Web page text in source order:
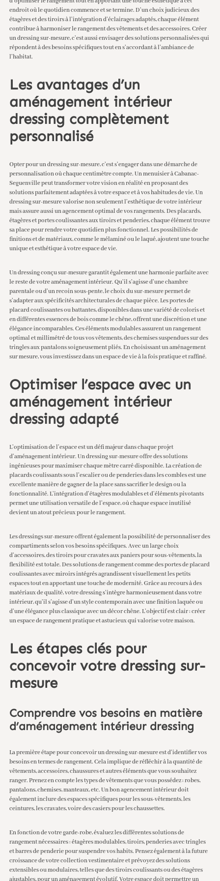
endroit où le quotidien commence et se termine. D’un choix judicieux des
étagères et des tiroirs à l’intégration d’éclairages adaptés, chaque élément
contribue à harmoniser le rangement des vêtements et des accessoires. Créer
un dressing sur-mesure, c’est aussi envisager des solutions personnalisées qui
répondent à des besoins spécifiques tout en s’accordant à l’ambiance de
l’habitat.
Les avantages d’un
aménagement intérieur
dressing complètement
personnalisé
Opter pour un dressing sur-mesure, c’est s’engager dans une démarche de
personnalisation où chaque centimètre compte. Unmenuisier à Cabanac-
Seguenvillepeut transformer votre vision en réalité en proposant des
solutions parfaitement adaptées à votre espace et à vos habitudes de vie. Un
dressing sur-mesure valorise non seulement l’esthétique de votre intérieur
mais assure aussi un agencement optimal de vos rangements. Des placards,
étagères et portes coulissantes aux tiroirs et penderies, chaque élément trouve
sa place pour rendre votre quotidien plus fonctionnel. Les possibilités de
finitions et de matériaux, comme le mélaminé ou le laqué, ajoutent une touche
unique et esthétique à votre espace de vie.
Un dressing conçu sur-mesure garantit également une harmonie parfaite avec
le reste de votre aménagement intérieur. Qu’il s’agisse d’une chambre
parentale ou d’un recoin sous-pente, le choix du sur-mesure permet de
s’adapter aux spécificités architecturales de chaque pièce. Les portes de
placard coulissantes ou battantes, disponibles dans une variété de coloris et
en différentes essences de bois comme le chêne, offrent une discrétion et une
élégance incomparables. Ces éléments modulables assurent un rangement
optimal et millimétré de tous vos vêtements, des chemises suspendues sur des
tringles aux pantalons soigneusement pliés. En choisissant un aménagement
sur mesure, vous investissez dans un espace de vie à la fois pratique et raffiné.
Optimiser l’espace avec un
aménagement intérieur
dressing adapté
L’optimisation de l’espace est un défi majeur dans chaque projet
d’aménagement intérieur. Un dressing sur-mesure offre des solutions
ingénieuses pour maximiser chaque mètre carré disponible. La création de
placards coulissants sous l’escalier ou de penderies dans les combles est une
excellente manière de gagner de la place sans sacrifier le design ou la
fonctionnalité. L’intégration d’étagères modulables et d’éléments pivotants
permet une utilisation versatile de l’espace, où chaque espace inutilisé
devient un atout précieux pour le rangement.
Les dressings sur-mesure offrent également la possibilité de personnaliser des
compartiments selon vos besoins spécifiques. Avec un large choix
d’accessoires, des tiroirs pour cravates aux paniers pour sous-vêtements, la
flexibilité est totale. Des solutions de rangement comme des portes de placard
coulissantes avec miroirs intégrés agrandissent visuellement les petits
espaces tout en apportant une touche de modernité. Grâce au recours à des
matériaux de qualité, votre dressing s’intègre harmonieusement dans votre
intérieur, qu’il s’agisse d’un style contemporain avec une finition laquée ou
d’une élégance plus classique avec un décor chêne. L’objectif est clair : créer
un espace de rangement pratique et astucieux qui valorise votre maison.
Les étapes clés pour
concevoir votre dressing sur-
mesure
Comprendre vos besoins en matière
d’aménagement intérieur dressing
La première étape pour concevoir un dressing sur-mesure est d’identifier vos
besoins en termes de rangement. Cela implique de réfléchir à la quantité de
vêtements, accessoires, chaussures et autres éléments que vous souhaitez
ranger. Prenez en compte les types de vêtements que vous possédez : robes,
pantalons, chemises, manteaux, etc. Un bon agencement intérieur doit
également inclure des espaces spécifiques pour les sous-vêtements, les
ceintures, les cravates, voire des casiers pour les chaussettes.
En fonction de votre garde-robe, évaluez les différentes solutions de
rangement nécessaires : étagères modulables, tiroirs, penderies avec tringles
et barres de penderie pour suspendre vos habits. Pensez également à la future
croissance de votre collection vestimentaire et prévoyez des solutions
extensibles ou modulaires, telles que des tiroirs coulissants ou des étagères
ajustables, pour un aménagement évolutif. Votre espace doit permettre un